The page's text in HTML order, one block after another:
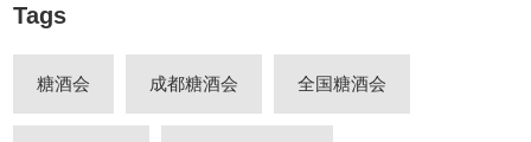
Tags
糖酒会 成都糖酒会 全国糖酒会